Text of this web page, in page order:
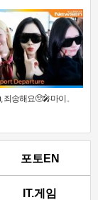
죄송해요🥺🎤마이..
포토EN
IT.게임